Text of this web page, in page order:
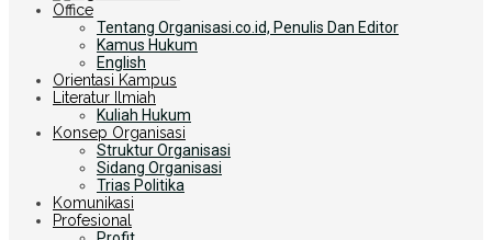
Office
Tentang Organisasi.co.id, Penulis Dan Editor
Kamus Hukum
English
Orientasi Kampus
Literatur Ilmiah
Kuliah Hukum
Konsep Organisasi
Struktur Organisasi
Sidang Organisasi
Trias Politika
Komunikasi
Profesional